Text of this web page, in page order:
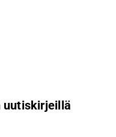
uutiskirjeillä